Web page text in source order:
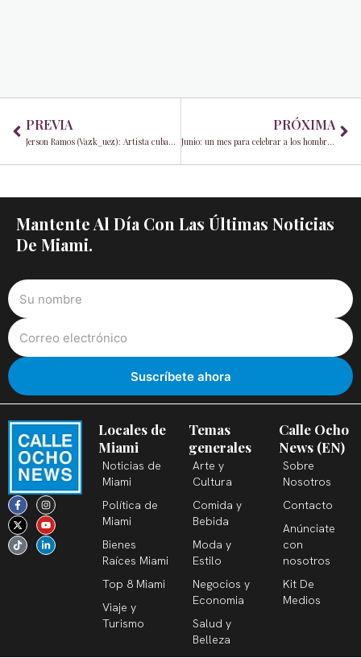
PREVIA
Jerson Ramos (Vazk_uez): Artista cubano-estadounidense que conecta culturas a través de una expresión vibrante
PRÓXIMA
Junio: un mes para celebrar a los hombres que nos moldean, incluidos nosotros mismos
Mantente Al Día Con Las Últimas Noticias
De Miami.
F
a
c
e
b
o
o
I
n
s
t
a
g
r
X
-
t
w
i
t
t
Y
o
u
t
u
b
e
T
i
k
t
o
k
L
i
n
k
e
d
i
Locales de
Miami
Noticias de
Miami
Política de
Miami
Bienes
Raíces Miami
Top 8 Miami
Viaje y
Turismo
Temas
generales
Arte y
Cultura
Comida y
Bebida
Moda y
Estilo
Negocios y
Economia
Salud y
Belleza
Calle Ocho
News (EN)
Sobre
Nosotros
Contacto
Anúnciate
con
nosotros
Kit De
Medios